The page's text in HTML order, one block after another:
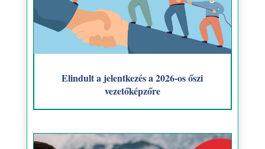
Elindult a jelentkezés a 2026-os őszi
vezetőképzőre